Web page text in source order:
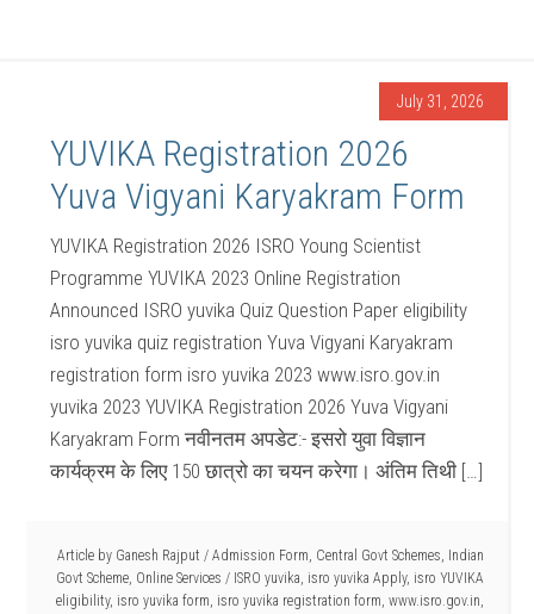
July 31, 2026
YUVIKA Registration 2026
Yuva Vigyani Karyakram Form
YUVIKA Registration 2026 ISRO Young Scientist
Programme YUVIKA 2023 Online Registration
Announced ISRO yuvika Quiz Question Paper eligibility
isro yuvika quiz registration Yuva Vigyani Karyakram
registration form isro yuvika 2023 www.isro.gov.in
yuvika 2023 YUVIKA Registration 2026 Yuva Vigyani
Karyakram Form नवीनतम अपडेट:- इसरो युवा विज्ञान
कार्यक्रम के लिए 150 छात्रो का चयन करेगा। अंतिम तिथी […]
Article by Ganesh Rajput / Admission Form, Central Govt Schemes, Indian
Govt Scheme, Online Services / ISRO yuvika, isro yuvika Apply, isro YUVIKA
eligibility, isro yuvika form, isro yuvika registration form, www.isro.gov.in,